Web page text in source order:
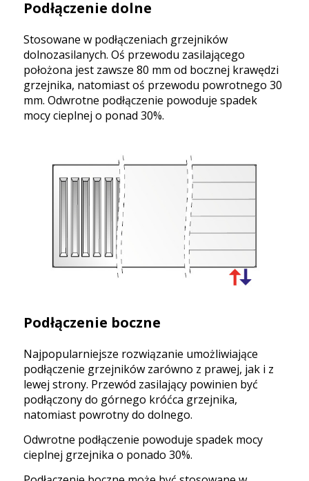
Podłączenie dolne
Stosowane w podłączeniach grzejników
dolnozasilanych. Oś przewodu zasilającego
położona jest zawsze 80 mm od bocznej krawędzi
grzejnika, natomiast oś przewodu powrotnego 30
mm. Odwrotne podłączenie powoduje spadek
mocy cieplnej o ponad 30%.
Podłączenie boczne
Najpopularniejsze rozwiązanie umożliwiające
podłączenie grzejników zarówno z prawej, jak i z
lewej strony. Przewód zasilający powinien być
podłączony do górnego króćca grzejnika,
natomiast powrotny do dolnego.
Odwrotne podłączenie powoduje spadek mocy
cieplnej grzejnika o ponado 30%.